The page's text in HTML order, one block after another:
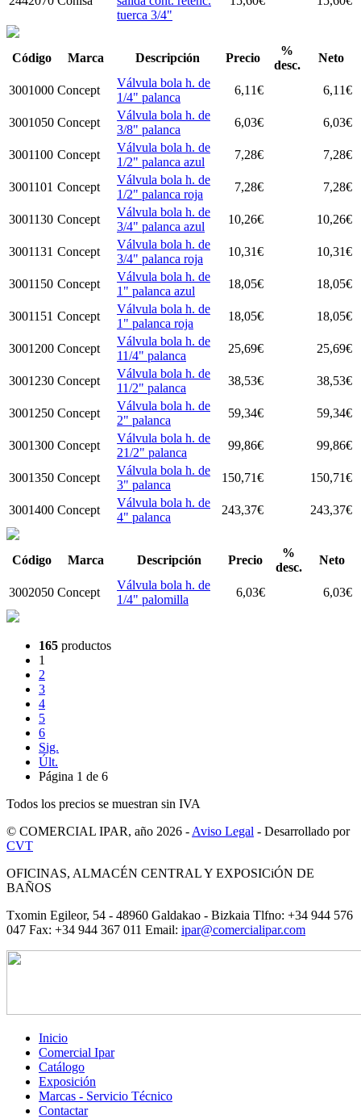
tuerca 3/4"
Código Marca Descripción Precio
%
desc.
Neto
3001000 Concept
Válvula bola h. de
1/4" palanca
6,11€ 6,11€
3001050 Concept
Válvula bola h. de
3/8" palanca
6,03€ 6,03€
3001100 Concept
Válvula bola h. de
1/2" palanca azul
7,28€ 7,28€
3001101 Concept
Válvula bola h. de
1/2" palanca roja
7,28€ 7,28€
3001130 Concept
Válvula bola h. de
3/4" palanca azul
10,26€ 10,26€
3001131 Concept
Válvula bola h. de
3/4" palanca roja
10,31€ 10,31€
3001150 Concept
Válvula bola h. de
1" palanca azul
18,05€ 18,05€
3001151 Concept
Válvula bola h. de
1" palanca roja
18,05€ 18,05€
3001200 Concept
Válvula bola h. de
11/4" palanca
25,69€ 25,69€
3001230 Concept
Válvula bola h. de
11/2" palanca
38,53€ 38,53€
3001250 Concept
Válvula bola h. de
2" palanca
59,34€ 59,34€
3001300 Concept
Válvula bola h. de
21/2" palanca
99,86€ 99,86€
3001350 Concept
Válvula bola h. de
3" palanca
150,71€ 150,71€
3001400 Concept
Válvula bola h. de
4" palanca
243,37€ 243,37€
Código Marca Descripción Precio
%
desc.
Neto
3002050 Concept
Válvula bola h. de
1/4" palomilla
6,03€ 6,03€
165 productos
1
2
3
4
5
6
Sig.
Últ.
Página 1 de 6
Todos los precios se muestran sin IVA
© COMERCIAL IPAR, año 2026 - Aviso Legal - Desarrollado por
CVT
OFICINAS, ALMACÉN CENTRAL Y EXPOSICiÓN DE
BAÑOS
Txomin Egileor, 54 - 48960 Galdakao - Bizkaia Tlfno: +34 944 576
047 Fax: +34 944 367 011 Email: ipar@comercialipar.com
Inicio
Comercial Ipar
Catálogo
Exposición
Marcas - Servicio Técnico
Contactar